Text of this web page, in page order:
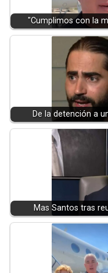
"Cumplimos con la
De la detención a
Mas Santos tras